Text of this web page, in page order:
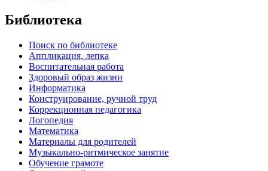
Библиотека
Поиск по библиотеке
Аппликация, лепка
Воспитательная работа
Здоровый образ жизни
Информатика
Конструирование, ручной труд
Коррекционная педагогика
Логопедия
Математика
Материалы для родителей
Музыкально-ритмическое занятие
Обучение грамоте